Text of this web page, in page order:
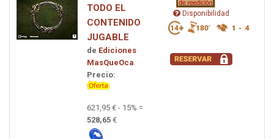
TODO EL
CONTENIDO
JUGABLE
de Ediciones
MasQueOca
Precio:
621,95 € - 15% =
528,65 €
Disponibilidad